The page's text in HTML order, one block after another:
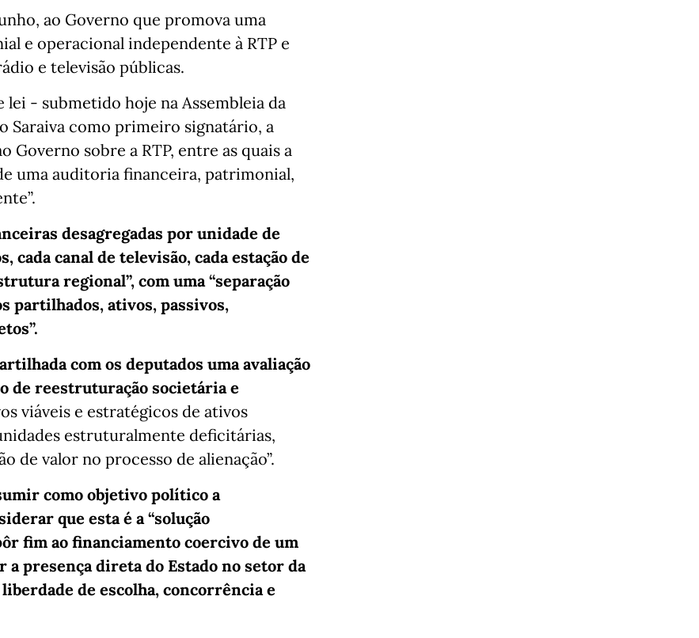
ao Governo que promova uma
e operacional independente à RTP e
e televisão públicas.
- submetido hoje na Assembleia da
Saraiva como primeiro signatário, a
Governo sobre a RTP, entre as quais a
uma auditoria financeira, patrimonial,
desagregadas por unidade de
cada canal de televisão, cada estação de
regional”, com uma “separação
partilhados, ativos, passivos,
com os deputados uma avaliação
de reestruturação societária e
viáveis e estratégicos de ativos
estruturalmente deficitárias,
de valor no processo de alienação”.
como objetivo político a
que esta é a “solução
fim ao financiamento coercivo de um
presença direta do Estado no setor da
de escolha, concorrência e